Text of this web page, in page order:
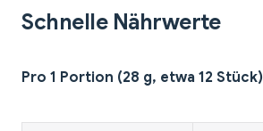
Schnelle Nährwerte
Pro 1 Portion (28 g, etwa 12 Stück)